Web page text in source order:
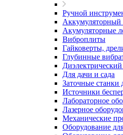
Ручной
Аккумуляторный
Акумуляторные
Виброплиты
Гайковерты,
Глубинные
Для дачи и сада
Заточные станки
Источники
Лабораторное
Лазерное
Механические
Оборудование